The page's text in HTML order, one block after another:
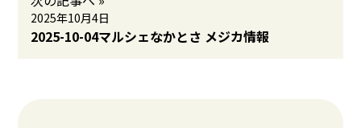
2025年10月4日
2025-10-04マルシェなかとさ メジカ情報